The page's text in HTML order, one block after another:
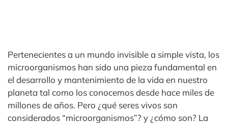
Pertenecientes a un mundo invisible a simple vista, los
microorganismos han sido una pieza fundamental en
el desarrollo y mantenimiento de la vida en nuestro
planeta tal como los conocemos desde hace miles de
millones de años. Pero ¿qué seres vivos son
considerados “microorganismos”? y ¿cómo son? La